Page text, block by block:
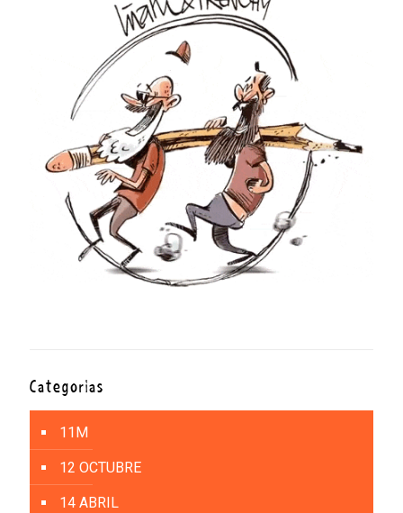
Categorías
11M
12 OCTUBRE
14 ABRIL